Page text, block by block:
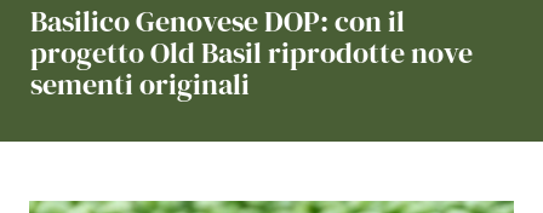
Basilico Genovese DOP: con il
progetto Old Basil riprodotte nove
sementi originali